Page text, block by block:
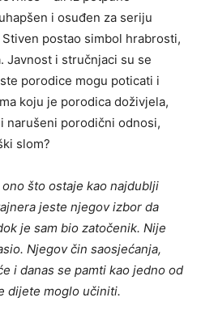
i osuđen za seriju
postao simbol hrabrosti,
Javnost i stručnjaci su se
porodice mogu poticati i
koju je porodica doživjela,
narušeni porodični odnosi,
slom?
što ostaje kao najdublji
jeste njegov izbor da
je sam bio zatočenik. Nije
Njegov čin saosjećanja,
i danas se pamti kao jedno od
dijete moglo učiniti.